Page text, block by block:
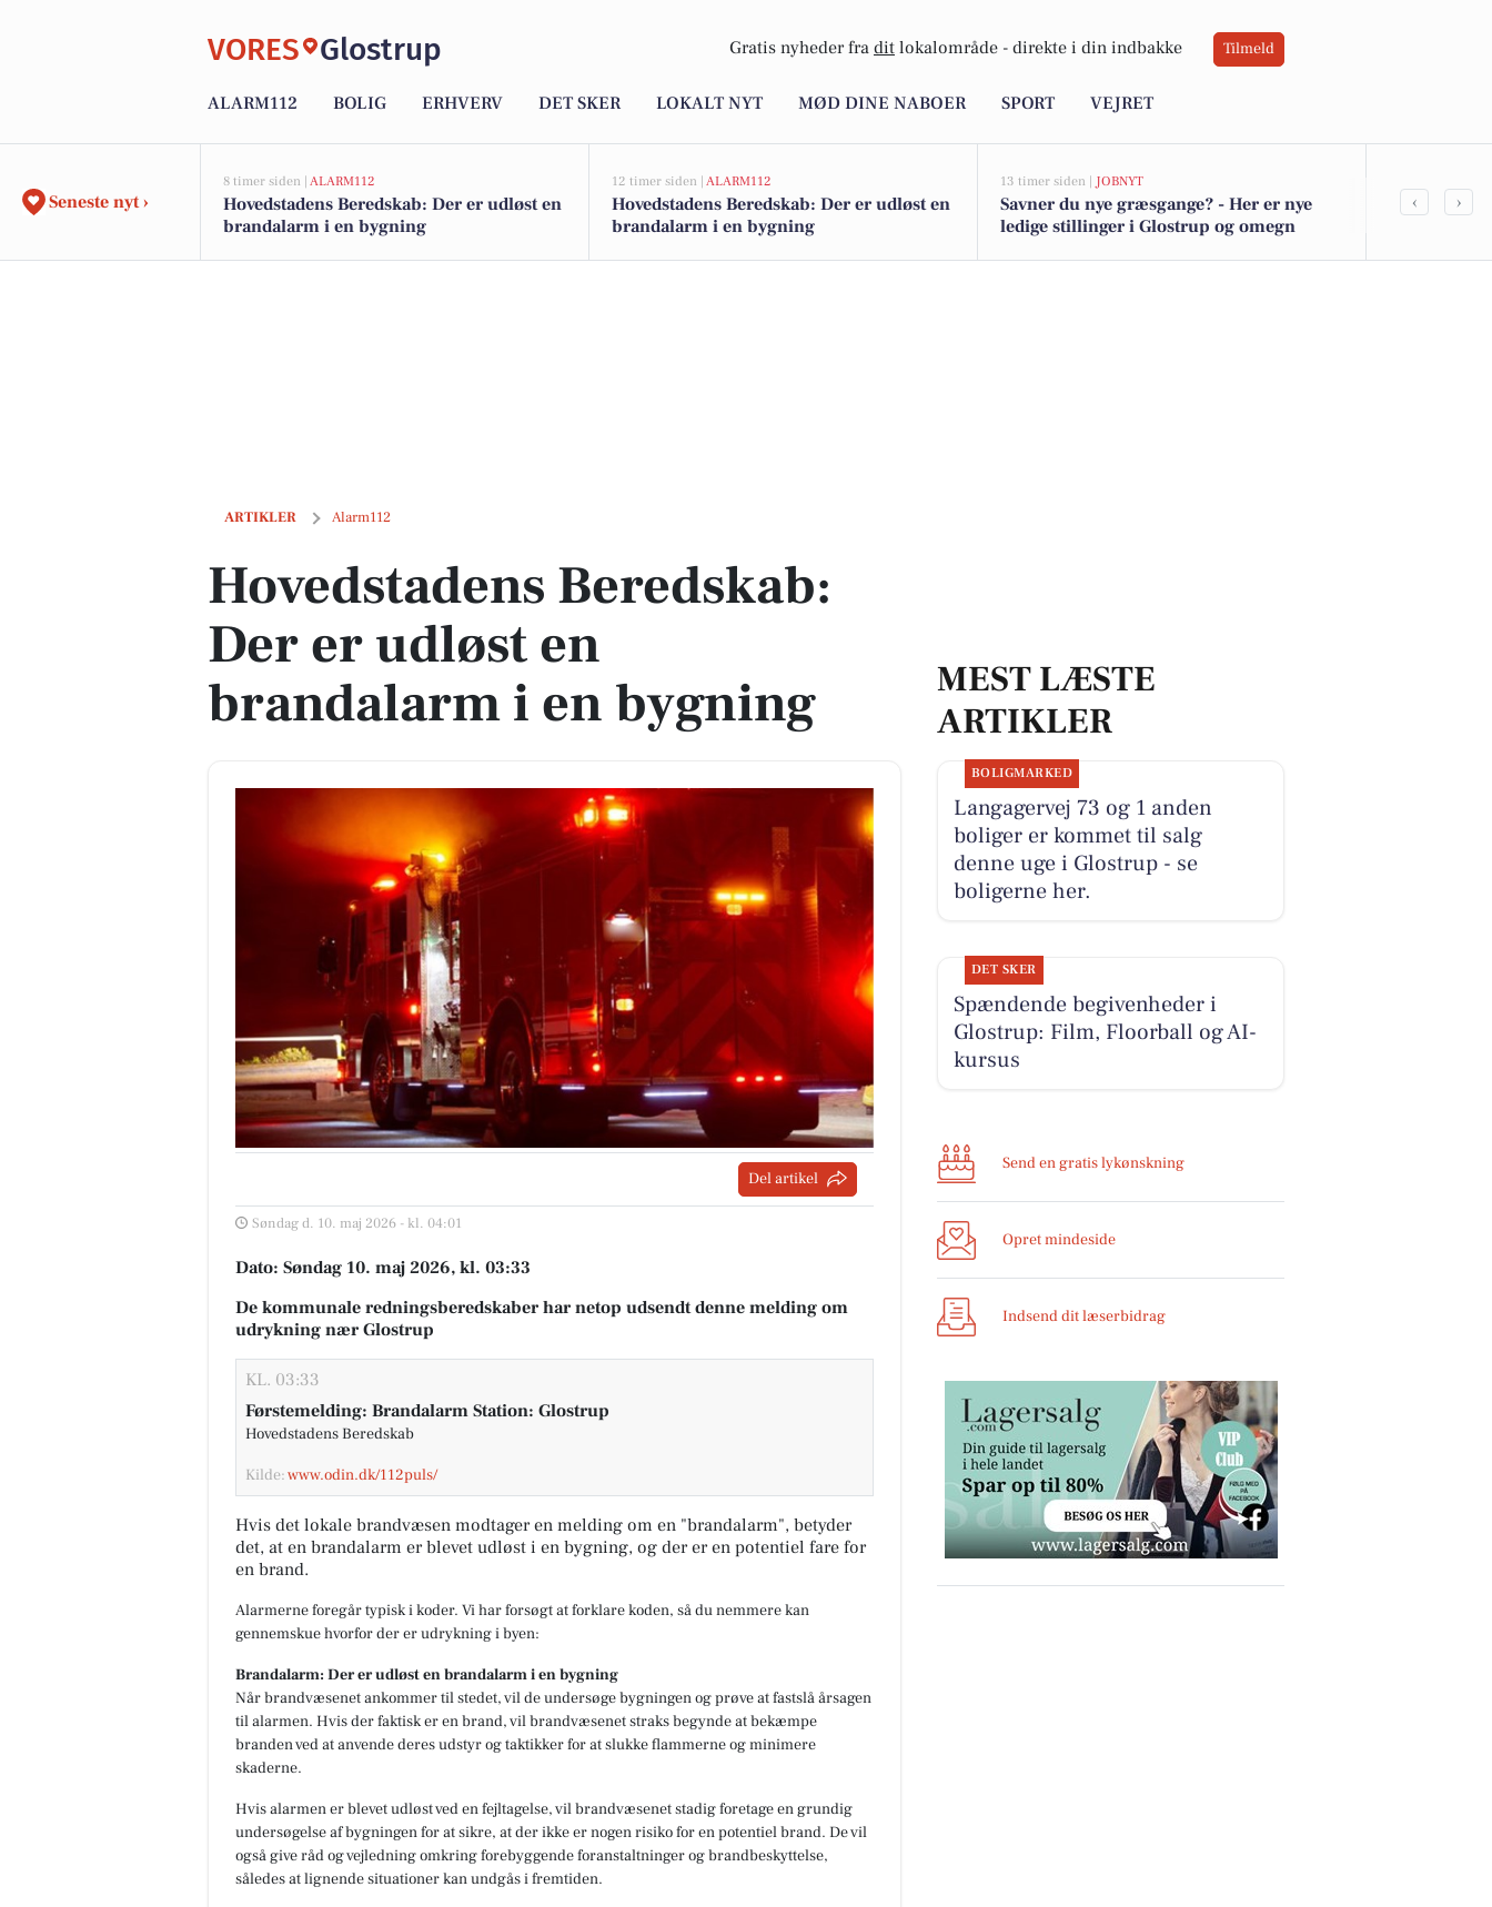
VORES Glostrup Gratis nyheder fra dit lokalområde - direkte i din indbakke Tilmeld
ALARM112 BOLIG ERHVERV DET SKER LOKALT NYT MØD DINE NABOER SPORT VEJRET
Seneste nyt ›
8 timer siden | ALARM112
Hovedstadens Beredskab: Der er udløst en
brandalarm i en bygning
12 timer siden | ALARM112
Hovedstadens Beredskab: Der er udløst en
brandalarm i en bygning
13 timer siden | JOBNYT
Savner du nye græsgange? - Her er nye
ledige stillinger i Glostrup og omegn
Solrig dag
‹ ›
ARTIKLER Alarm112
Hovedstadens Beredskab: Der er udløst en brandalarm i en bygning
Hovedstadens Beredskab:
Der er udløst en
brandalarm i en bygning
Del artikel
Søndag d. 10. maj 2026 - kl. 04:01
Dato: Søndag 10. maj 2026, kl. 03:33
De kommunale redningsberedskaber har netop udsendt denne melding om
udrykning nær Glostrup
KL. 03:33
Førstemelding: Brandalarm Station: Glostrup
Hovedstadens Beredskab
Kilde:www.odin.dk/112puls/
Hvis det lokale brandvæsen modtager en melding om en "brandalarm", betyder
det, at en brandalarm er blevet udløst i en bygning, og der er en potentiel fare for
en brand.
Alarmerne foregår typisk i koder. Vi har forsøgt at forklare koden, så du nemmere kan
gennemskue hvorfor der er udrykning i byen:
Brandalarm: Der er udløst en brandalarm i en bygning
Når brandvæsenet ankommer til stedet, vil de undersøge bygningen og prøve at fastslå årsagen
til alarmen. Hvis der faktisk er en brand, vil brandvæsenet straks begynde at bekæmpe
branden ved at anvende deres udstyr og taktikker for at slukke flammerne og minimere
skaderne.
Hvis alarmen er blevet udløst ved en fejltagelse, vil brandvæsenet stadig foretage en grundig
undersøgelse af bygningen for at sikre, at der ikke er nogen risiko for en potentiel brand. De vil
også give råd og vejledning omkring forebyggende foranstaltninger og brandbeskyttelse,
således at lignende situationer kan undgås i fremtiden.
MEST LÆSTE
ARTIKLER
BOLIGMARKED
Langagervej 73 og 1 anden
boliger er kommet til salg
denne uge i Glostrup - se
boligerne her.
DET SKER
Spændende begivenheder i
Glostrup: Film, Floorball og AI-
kursus
Send en gratis lykønskning
Opret mindeside
Indsend dit læserbidrag